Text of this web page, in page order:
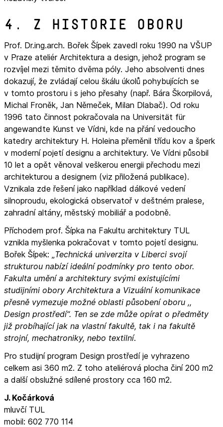
4. Z historie oboru
Prof. Dr.ing.arch. Bořek Šípek zavedl roku 1990 na VŠUP
v Praze ateliér Architektura a design, jehož program se
rozvíjel mezi těmito dvěma póly. Jeho absolventi dnes
dokazují, že zvládají celou škálu úkolů pohybujících se
v tomto prostoru i s jeho přesahy (např. Bára Škorpilová,
Michal Froněk, Jan Němeček, Milan Dlabač). Od roku
1996 tato činnost pokračovala na Universität für
angewandte Kunst ve Vídni, kde na přání vedoucího
katedry architektury H. Holeina přeměnil třídu kov a šperk
v moderní pojetí designu a architektury. Ve Vídni působil
10 let a opět věnoval veškerou energii přechodu mezi
architekturou a designem (viz přiložená publikace).
Vznikala zde řešení jako například dálkové vedení
silnoproudu, ekologická observatoř v deštném pralese,
zahradní altány, městský mobiliář a podobně.
Příchodem prof. Šípka na Fakultu architektury TUL
vznikla myšlenka pokračovat v tomto pojetí designu.
Bořek Šípek: „ Technická univerzita v Liberci svojí
strukturou nabízí ideální podmínky pro tento obor.
Fakulta umění a architektury svými existujícími
studijními obory Architektura a Vizuální komunikace
přesně vymezuje možné oblasti působení oboru ,,
Design prostředí“. Ten se zde může opírat o předměty
již probíhající jak na vlastní fakultě, tak i na fakultě
strojní, mechatroniky, nebo textilní.
Pro studijní program Design prostředí je vyhrazeno
celkem asi 360 m2. Z toho ateliérová plocha činí 200 m2
a další obslužné sdílené prostory cca 160 m2.
J. Kočárková
mluvčí TUL
mobil: 602 770 114